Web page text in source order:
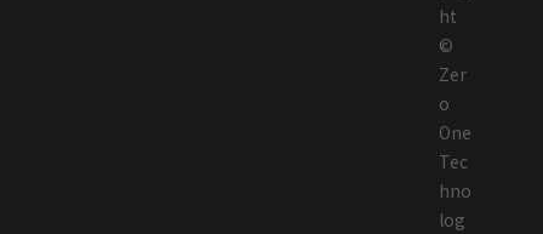
ht
©
Zer
o
One
Tec
hno
log